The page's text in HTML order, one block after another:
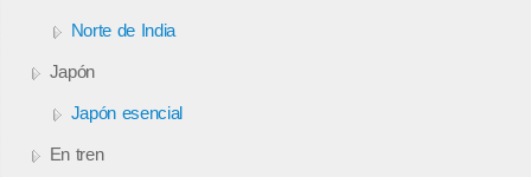
Norte de India
Japón
Japón esencial
En tren